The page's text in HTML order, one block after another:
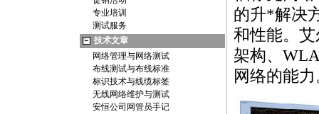
专业培训
测试服务
技术文章
网络管理与网络测试
布线测试与布线标准
标识技术与线缆标签
无线网络维护与测试
安恒公司网管员手记
的升*解决
和性能。
架构、
网络的能